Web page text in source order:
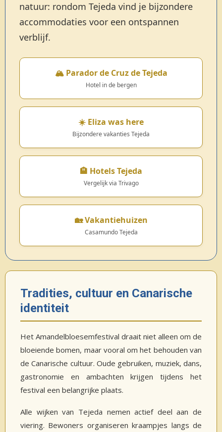
natuur: rondom Tejeda vind je bijzondere
accommodaties voor een ontspannen
verblijf.
🏔️ Parador de Cruz de Tejeda
Hotel in de bergen
☀️ Eliza was here
Bijzondere vakanties Tejeda
🏨 Hotels Tejeda
Vergelijk via Trivago
🏡 Vakantiehuizen
Casamundo Tejeda
Tradities, cultuur en Canarische
identiteit
Het Amandelbloesemfestival draait niet alleen om de
bloeiende bomen, maar vooral om het behouden van
de Canarische cultuur. Oude gebruiken, muziek, dans,
gastronomie en ambachten krijgen tijdens het
festival een belangrijke plaats.
Alle wijken van Tejeda nemen actief deel aan de
viering. Bewoners organiseren kraampjes langs de